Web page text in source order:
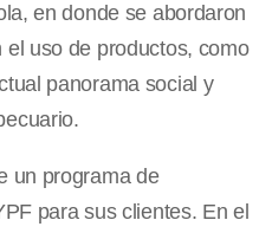
en donde se abordaron
uso de productos, como
panorama social y
un programa de
para sus clientes. En el